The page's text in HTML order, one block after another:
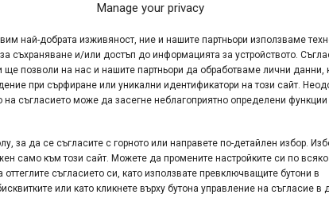
Manage your privacy
най-добрата изживяност, ние и нашите партньори използваме
съхраняване и/или достъп до информацията за устройството.
ще позволи на нас и нашите партньори да обработваме лични данни,
при сърфиране или уникални идентификатори на този сайт.
на съгласието може да засегне неблагоприятно определени функции
за да се съгласите с горното или направете по-детайлен избор.
само към този сайт. Можете да промените настройките си по
съгласието си, като използвате превключващите бутони в
или като кликнете върху бутона управление на съгласие в
Балкан е място, в което любителите на
карането (а и на всяко друго) разполагат с
- стръмни баири и много
и предизвикателни пътеки. Двама от...
Колелото на Живота – ХСО
април
at 07:38.